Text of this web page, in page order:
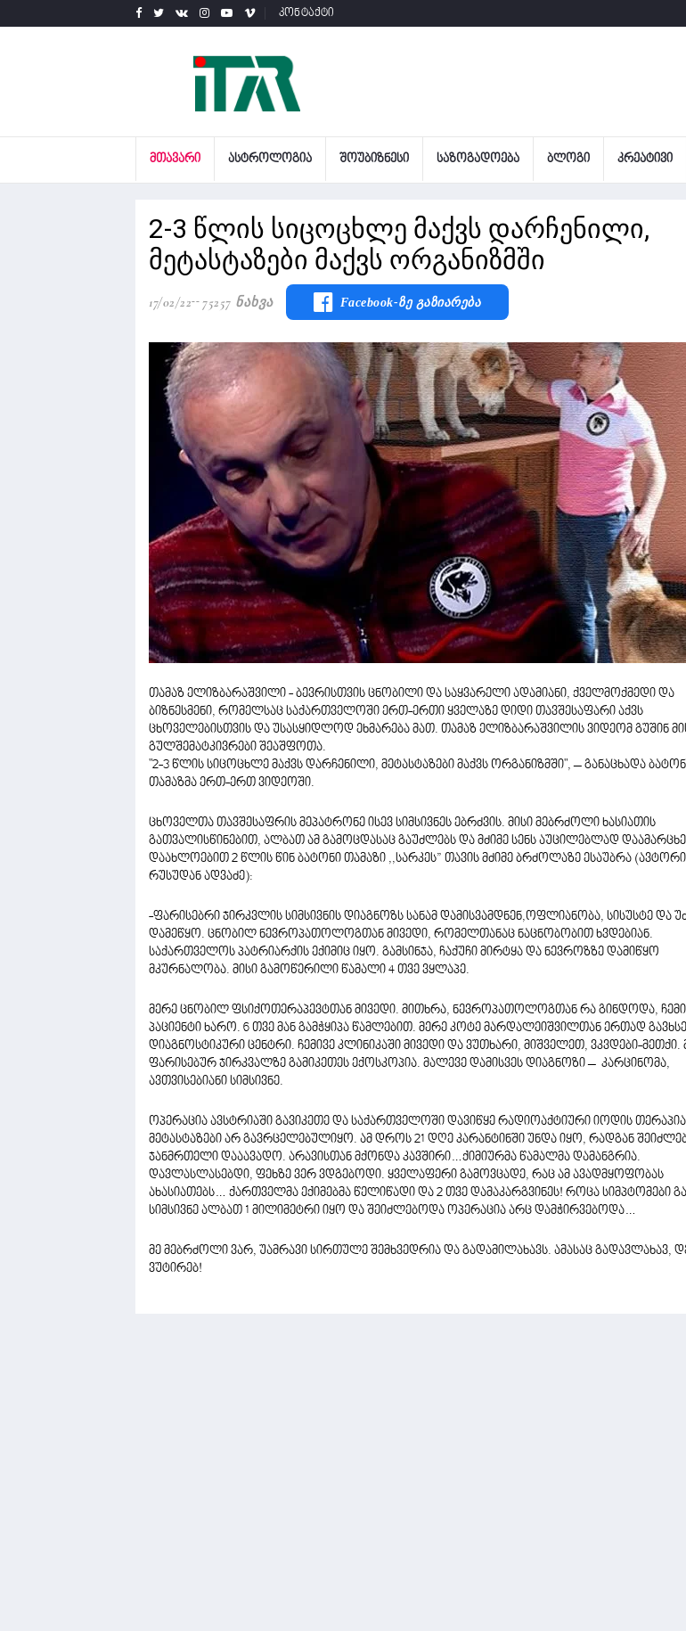
კონტაქტი
ᲛᲗᲐᲕᲐᲠᲘ ᲐᲡᲢᲠᲝᲚᲝᲒᲘᲐ ᲨᲝᲣᲑᲘᲖᲜᲔᲡᲘ ᲡᲐᲖᲝᲒᲐᲓᲝᲔᲑᲐ ᲑᲚᲝᲒᲘ ᲙᲠᲔᲐᲢᲘᲕᲘ
2-3 წლის სიცოცხლე მაქვს დარჩენილი,
მეტასტაზები მაქვს ორგანიზმში
17/02/22 75257 Ნახვა Facebook-Ზე Გაზიარება
თამაზ ელიზბარაშვილი - ბევრისთვის ცნობილი და საყვარელი ადამიანი, ქველმოქმედი და
ბიზნესმენი, რომელსაც საქართველოში ერთ-ერთი ყველაზე დიდი თავშესაფარი აქვს
ცხოველებისთვის და უსასყიდლოდ ეხმარება მათ. თამაზ ელიზბარაშვილის ვიდეომ გუშინ
გულშემატკივრები შეაშფოთა.
"2-3 წლის სიცოცხლე მაქვს დარჩენილი, მეტასტაზები მაქვს ორგანიზმში", – განაცხადა
თამაზმა ერთ-ერთ ვიდეოში.
ცხოველთა თავშესაფრის მეპატრონე ისევ სიმსივნეს ებრძვის. მისი მებრძოლი ხასიათის
გათვალისწინებით, ალბათ ამ გამოცდასაც გაუძლებს და მძიმე სენს აუცილებლად
დაახლოებით 2 წლის წინ ბატონი თამაზი ,,სარკეს” თავის მძიმე ბრძოლაზე ესაუბრა (ავტორი
რუსუდან ადვაძე):
-ფარისებრი ჯირკვლის სიმსივნის დიაგნოზს სანამ დამისვამდნენ,ოფლიანობა, სისუსტე და
დამეწყო. ცნობილ ნევროპათოლოგთან მივედი, რომელთანაც ნაცნობობით ხვდებიან.
საქართველოს პატრიარქის ექიმიც იყო. გამსინჯა, ჩაქუჩი მირტყა და ნევროზზე დამიწყო
მკურნალობა. მისი გამოწერილი წამალი 4 თვე ვყლაპე.
მერე ცნობილ ფსიქოთერაპევტთან მივედი. მითხრა, ნევროპათოლოგთან რა გინდოდა, ჩემი
პაციენტი ხარო. 6 თვე მან გამჭყიპა წამლებით. მერე კოტე მარდალეიშვილთან ერთად
დიაგნოსტიკური ცენტრი. ჩემივე კლინიკაში მივედი და ვუთხარი, მიშველეთ, ვკვდები-მეთქი.
ფარისებურ ჯირკვალზე გამიკეთეს ექოსკოპია. მალევე დამისვეს დიაგნოზი – კარცინომა,
ავთვისებიანი სიმსივნე.
ოპერაცია ავსტრიაში გავიკეთე და საქართველოში დავიწყე რადიოაქტიური იოდის
მეტასტაზები არ გავრცელებულიყო. ამ დროს 21 დღე კარანტინში უნდა იყო, რადგან
ჯანმრთელი დააავადო. არავისთან მქონდა კავშირი…ქიმიურმა წამალმა დამანგრია.
დავლასლასებდი, ფეხზე ვერ ვდგებოდი. ყველაფერი გამოვცადე, რაც ამ ავადმყოფობას
ახასიათებს… ქართველმა ექიმებმა წელიწადი და 2 თვე დამაკარგვინეს! როცა სიმპტომები
სიმსივნე ალბათ 1 მილიმეტრი იყო და შეიძლებოდა ოპერაცია არც დამჭირვებოდა…
მე მებრძოლი ვარ, უამრავი სირთულე შემხვედრია და გადამილახავს. ამასაც გადავლახავ,
ვუტირებ!